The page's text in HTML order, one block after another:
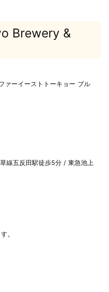
Brewery &
ァーイーストトーキョー ブル
線五反田駅徒歩5分 / 東急池上
。